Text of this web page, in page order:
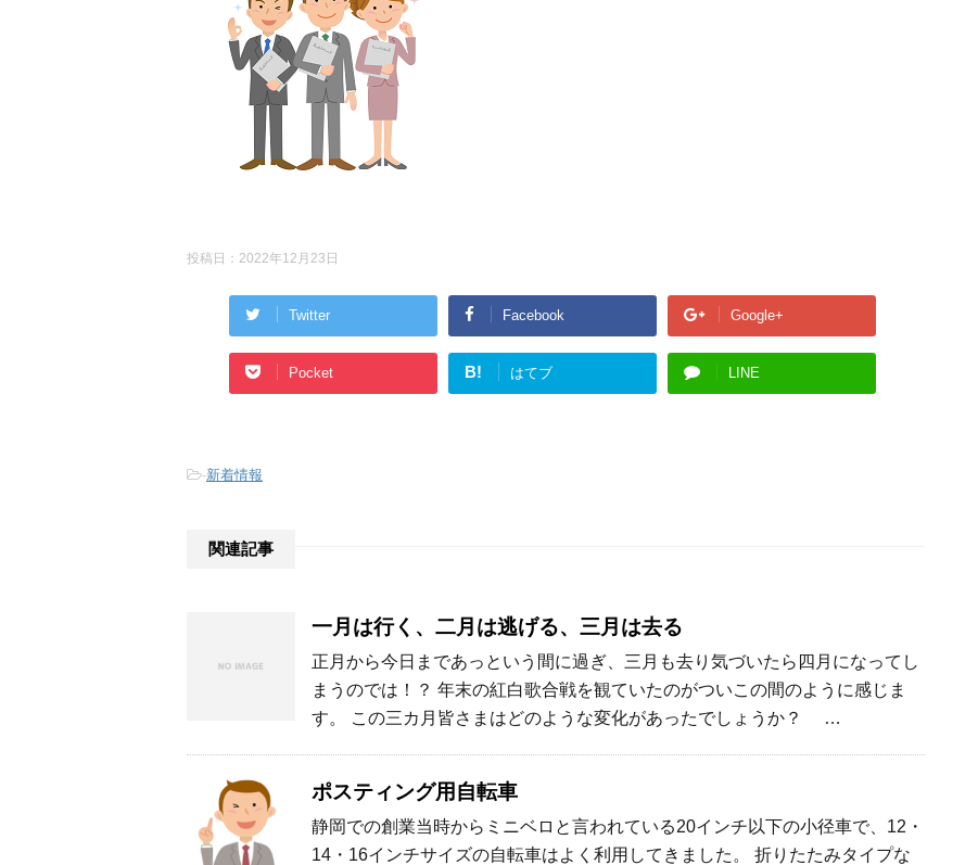
投稿日： 2022年12月23日
Twitter Facebook Google+
Pocket B! はてブ LINE
-新着情報
関連記事
一月は行く、二月は逃げる、三月は去る
正月から今日まであっという間に過ぎ、三月も去り気づいたら四月になってし
まうのでは！？ 年末の紅白歌合戦を観ていたのがついこの間のように感じま
す。 この三カ月皆さまはどのような変化があったでしょうか？ …
ポスティング用自転車
静岡での創業当時からミニベロと言われている20インチ以下の小径車で、12・
14・16インチサイズの自転車はよく利用してきました。 折りたたみタイプな